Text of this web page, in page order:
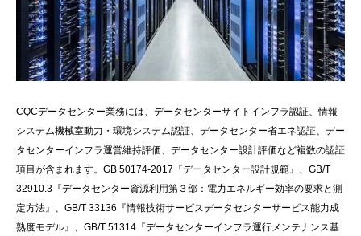
CQCデータセンター業務には、データセンターサイトインフラ認証、情報
システム機械室動力・環境システム認証、データセンター省エネ認証、デー
タセンターインフラ運営維持評価、データセンター設計評価など複数の認証
項目が含まれます。GB 50174‐2017『データセンター設計規範』、GB/T
32910.3『データセンター資源利用第３部：電力エネルギー効率の要求と測
定方法』、GB/T 33136『情報技術サービスデータセンターサービス能力成
熟度モデル』、GB/T 51314『データセンターインフラ運行メンテナンス基